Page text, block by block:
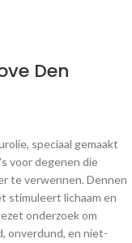
Den
speciaal gemaakt
voor degenen die
te verwennen. Dennen
stimuleert lichaam en
onderzoek om
onverdund, en niet-